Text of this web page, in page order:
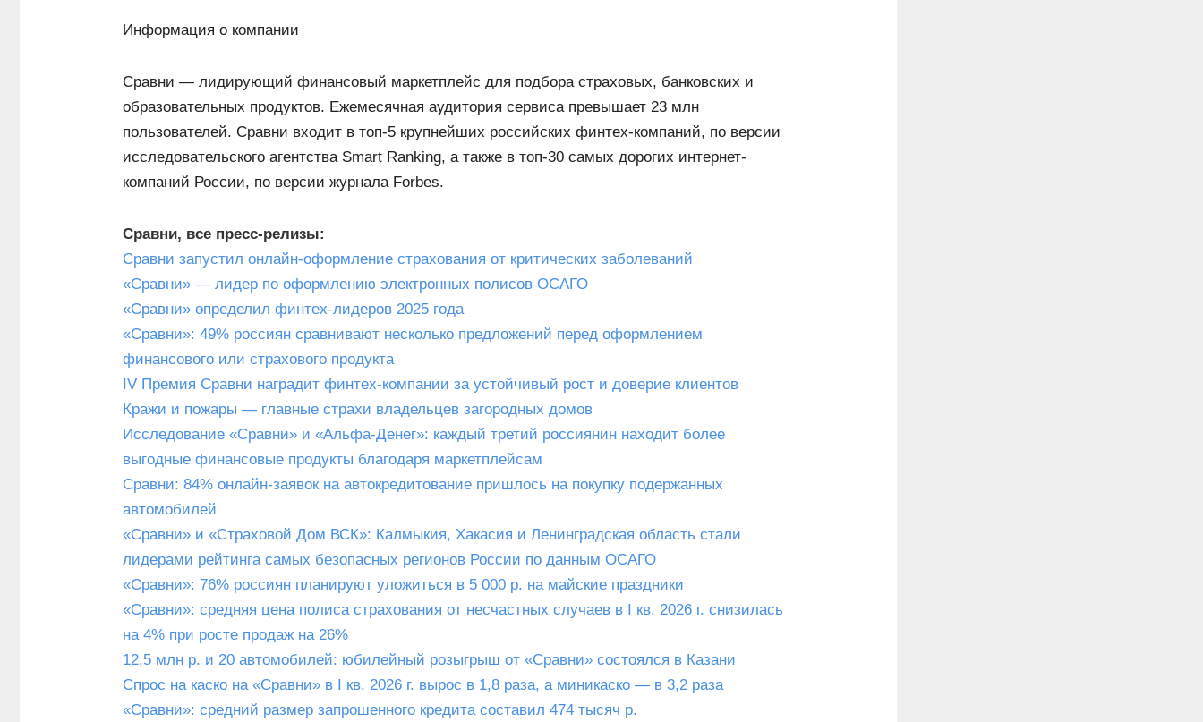
Информация о компании
Сравни — лидирующий финансовый маркетплейс для подбора страховых, банковских и
образовательных продуктов. Ежемесячная аудитория сервиса превышает 23 млн
пользователей. Сравни входит в топ-5 крупнейших российских финтех-компаний, по версии
исследовательского агентства Smart Ranking, а также в топ-30 самых дорогих интернет-
компаний России, по версии журнала Forbes.
Сравни, все пресс-релизы:
Сравни запустил онлайн-оформление страхования от критических заболеваний
«Сравни» — лидер по оформлению электронных полисов ОСАГО
«Сравни» определил финтех-лидеров 2025 года
«Сравни»: 49% россиян сравнивают несколько предложений перед оформлением
финансового или страхового продукта
IV Премия Сравни наградит финтех-компании за устойчивый рост и доверие клиентов
Кражи и пожары — главные страхи владельцев загородных домов
Исследование «Сравни» и «Альфа-Денег»: каждый третий россиянин находит более
выгодные финансовые продукты благодаря маркетплейсам
Сравни: 84% онлайн-заявок на автокредитование пришлось на покупку подержанных
автомобилей
«Сравни» и «Страховой Дом ВСК»: Калмыкия, Хакасия и Ленинградская область стали
лидерами рейтинга самых безопасных регионов России по данным ОСАГО
«Сравни»: 76% россиян планируют уложиться в 5 000 р. на майские праздники
«Сравни»: средняя цена полиса страхования от несчастных случаев в I кв. 2026 г. снизилась
на 4% при росте продаж на 26%
12,5 млн р. и 20 автомобилей: юбилейный розыгрыш от «Сравни» состоялся в Казани
Спрос на каско на «Сравни» в I кв. 2026 г. вырос в 1,8 раза, а миникаско — в 3,2 раза
«Сравни»: средний размер запрошенного кредита составил 474 тысяч р.